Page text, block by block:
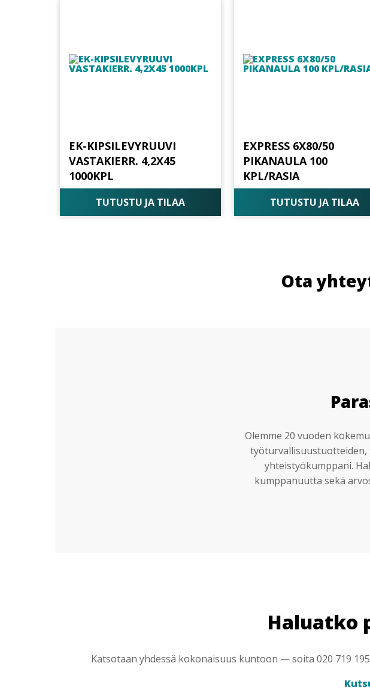
EK-KIPSILEVYRUUVI
VASTAKIERR. 4,2X45
1000KPL
TUTUSTU JA TILAA
EXPRESS 6X80/50
PIKANAULA 100
KPL/RASIA
TUTUSTU JA TILAA
Ota
Olemme 20 vuoden
työturvallisuustuotteiden,
yhteistyökumppani.
kumppanuutta sekä
Haluatko
Katsotaan yhdessä kokonaisuus kuntoon — soita 020 719